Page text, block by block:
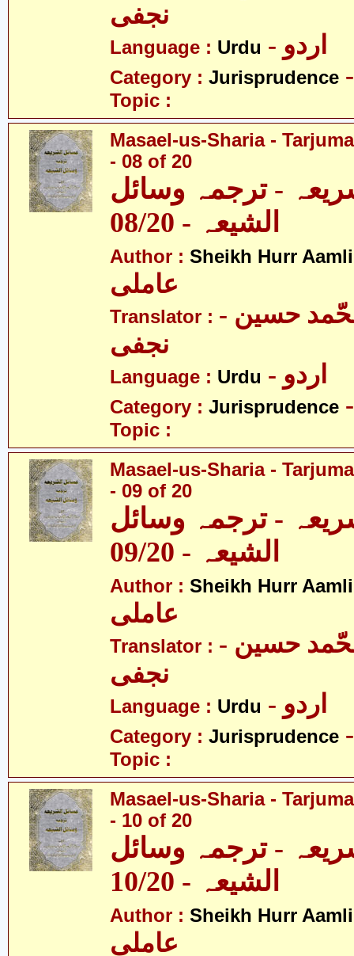
نجفی
Language : Urdu - اردو
Category : Jurisprudence
Topic :
Masael-us-Sharia -
- 08 of 20
- ترجمہ وسائل
الشیعہ - 08/20
Author : Sheikh Hurr Aamli
عاملی
Translator : - آیت اللہ محّمد حسین
نجفی
Language : Urdu - اردو
Category : Jurisprudence
Topic :
Masael-us-Sharia -
- 09 of 20
- ترجمہ وسائل
الشیعہ - 09/20
Author : Sheikh Hurr Aamli
عاملی
Translator : - آیت اللہ محّمد حسین
نجفی
Language : Urdu - اردو
Category : Jurisprudence
Topic :
Masael-us-Sharia -
- 10 of 20
- ترجمہ وسائل
الشیعہ - 10/20
Author : Sheikh Hurr Aamli
عاملی